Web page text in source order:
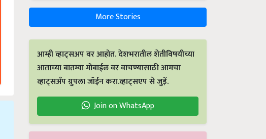
More Stories
आम्ही व्हाट्सअप वर आहोत. देशभरातील शेतीविषयीच्या
आताच्या बातम्या मोबाईल वर वाचण्यासाठी आमचा
व्हाट्सअँप ग्रुपला जॉईन करा.व्हाट्सएप से जुड़ें.
Join on WhatsApp